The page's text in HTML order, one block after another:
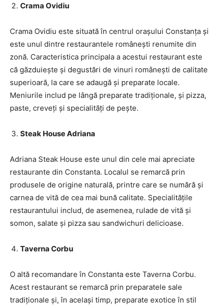
Crama Ovidiu
Crama Ovidiu este situată în centrul orașului Constanța și
este unul dintre restaurantele românești renumite din
zonă. Caracteristica principala a acestui restaurant este
că găzduiește și degustări de vinuri românești de calitate
superioară, la care se adaugă și preparate locale.
Meniurile includ pe lângă preparate tradiționale, și pizza,
paste, creveți și specialități de pește.
Steak House Adriana
Adriana Steak House este unul din cele mai apreciate
restaurante din Constanta. Localul se remarcă prin
produsele de origine naturală, printre care se numără și
carnea de vită de cea mai bună calitate. Specialitățile
restaurantului includ, de asemenea, rulade de vită și
somon, salate și pizza sau sandwichuri delicioase.
Taverna Corbu
O altă recomandare în Constanta este Taverna Corbu.
Acest restaurant se remarcă prin preparatele sale
tradiționale și, în același timp, preparate exotice în stil